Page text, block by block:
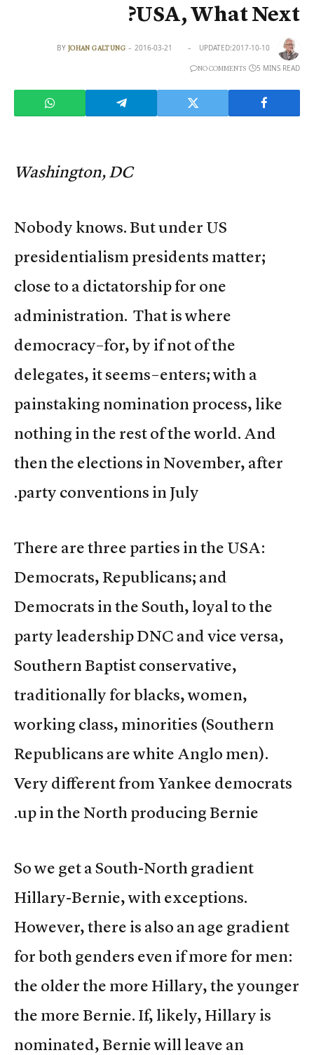
USA, What Next?
BY JOHAN GALTUNG 2016-03-21 UPDATED:2017-10-10
NO COMMENTS 5 MINS READ
Washington, DC
Nobody knows. But under US
presidentialism presidents matter;
close to a dictatorship for one
administration. That is where
democracy–for, by if not of the
delegates, it seems–enters; with a
painstaking nomination process, like
nothing in the rest of the world. And
then the elections in November, after
party conventions in July.
There are three parties in the USA:
Democrats, Republicans; and
Democrats in the South, loyal to the
party leadership DNC and vice versa,
Southern Baptist conservative,
traditionally for blacks, women,
working class, minorities (Southern
Republicans are white Anglo men).
Very different from Yankee democrats
up in the North producing Bernie.
So we get a South-North gradient
Hillary-Bernie, with exceptions.
However, there is also an age gradient
for both genders even if more for men:
the older the more Hillary, the younger
the more Bernie. If, likely, Hillary is
nominated, Bernie will leave an